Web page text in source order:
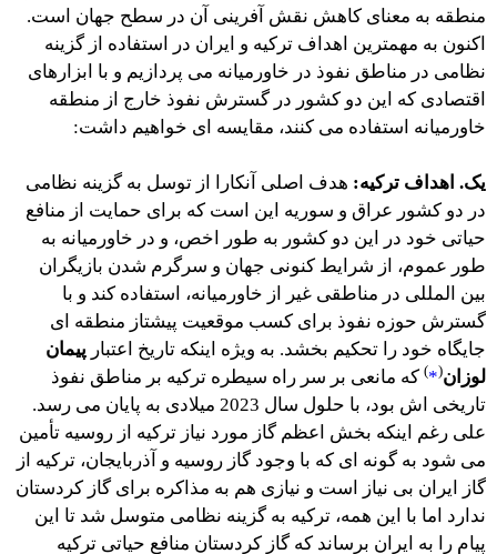
منطقه به معنای کاهش نقش آفرینی آن در سطح جهان است.
اکنون به مهمترین اهداف ترکیه و ایران در استفاده از گزینه
نظامی در مناطق نفوذ در خاورمیانه می پردازیم و با ابزارهای
اقتصادی که این دو کشور در گسترش نفوذ خارج از منطقه
خاورمیانه استفاده می کنند، مقایسه ای خواهیم داشت:
یک. اهداف ترکیه: هدف اصلی آنکارا از توسل به گزینه نظامی
در دو کشور عراق و سوریه این است که برای حمایت از منافع
حیاتی خود در این دو کشور به طور اخص، و در خاورمیانه به
طور عموم، از شرایط کنونی جهان و سرگرم شدن بازیگران
بین المللی در مناطقی غیر از خاورمیانه، استفاده کند و با
گسترش حوزه نفوذ برای کسب موقعیت پیشتاز منطقه ای
جایگاه خود را تحکیم بخشد. به ویژه اینکه تاریخ اعتبار پیمان
لوزان(
*
) که مانعی بر سر راه سیطره ترکیه بر مناطق نفوذ
تاریخی اش بود، با حلول سال 2023 میلادی به پایان می رسد.
علی رغم اینکه بخش اعظم گاز مورد نیاز ترکیه از روسیه تأمین
می شود به گونه ای که با وجود گاز روسیه و آذربایجان، ترکیه از
گاز ایران بی نیاز است و نیازی هم به مذاکره برای گاز کردستان
ندارد اما با این همه، ترکیه به گزینه نظامی متوسل شد تا این
پیام را به ایران برساند که گاز کردستان منافع حیاتی ترکیه